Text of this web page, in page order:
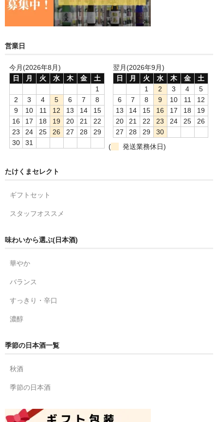
営業日
今月(2026年8月)
日
月 火 水 木 金
土
1
2
3 4 5 6 7
8
9
10 11 12 13 14
15
16
17 18 19 20 21
22
23
24 25 26 27 28
29
30
31
翌月(2026年9月)
日
月 火 水 木 金
土
1
2 3 4
5
6
7 8 9 10 11
12
13
14 15 16 17 18
19
20
21 22 23 24 25
26
27
28 29
30
(
発送業務休日)
たけくまセレクト
ギフトセット
スタッフオススメ
味わいから選ぶ(日本酒)
華やか
バランス
すっきり・辛口
濃醇
季節の日本酒一覧
秋酒
季節の日本酒